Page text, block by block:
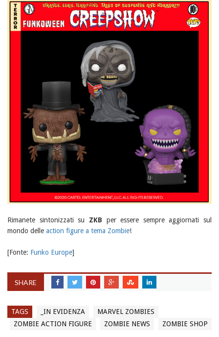
Rimanete sintonizzati su ZKB per essere sempre aggiornati sul
mondo delle action figure a tema Zombie!
[Fonte: Funko Europe]
SHARE
TAGS _IN EVIDENZA
MARVEL ZOMBIES
ZOMBIE ACTION FIGURE
ZOMBIE NEWS ZOMBIE SHOP